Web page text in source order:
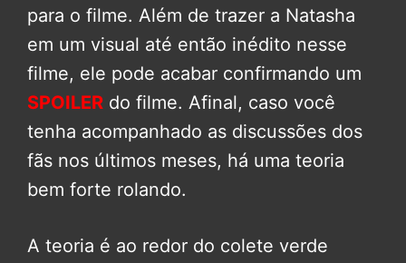
para o filme. Além de trazer a Natasha
em um visual até então inédito nesse
filme, ele pode acabar confirmando um
SPOILER do filme. Afinal, caso você
tenha acompanhado as discussões dos
fãs nos últimos meses, há uma teoria
bem forte rolando.
A teoria é ao redor do colete verde